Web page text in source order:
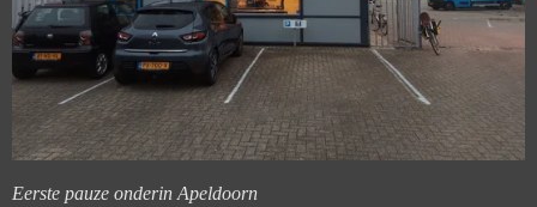
Eerste pauze onderin Apeldoorn